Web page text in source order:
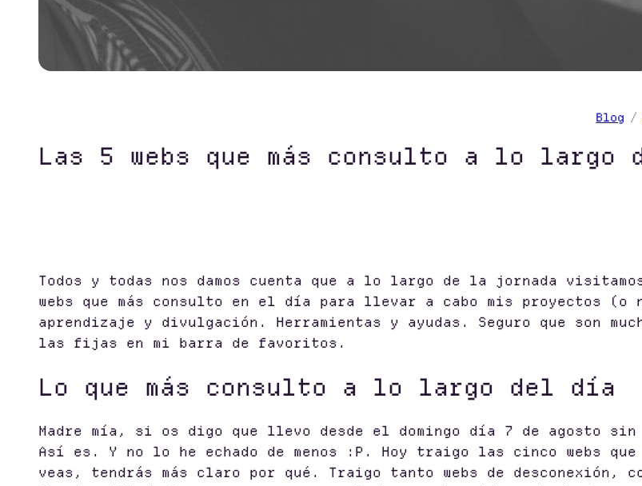
Blog
Las 5 webs que más consulto a lo largo
Todos y todas nos damos cuenta que a lo largo de la jornada
webs que más consulto en el día para llevar a cabo mis proyectos
aprendizaje y divulgación. Herramientas y ayudas. Seguro que son
las fijas en mi barra de favoritos.
Lo que más consulto a lo largo del día
Madre mía, si os digo que llevo desde el domingo día 7 de agosto
Así es. Y no lo he echado de menos :P. Hoy traigo las cinco webs
veas, tendrás más claro por qué. Traigo tanto webs de desconexión,